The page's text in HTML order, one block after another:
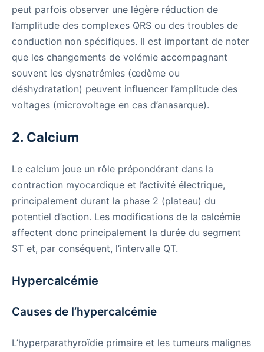
peut parfois observer une légère réduction de
l’amplitude des complexes QRS ou des troubles de
conduction non spécifiques. Il est important de noter
que les changements de volémie accompagnant
souvent les dysnatrémies (œdème ou
déshydratation) peuvent influencer l’amplitude des
voltages (microvoltage en cas d’anasarque).
2. Calcium
Le calcium joue un rôle prépondérant dans la
contraction myocardique et l’activité électrique,
principalement durant la phase 2 (plateau) du
potentiel d’action. Les modifications de la calcémie
affectent donc principalement la durée du segment
ST et, par conséquent, l’intervalle QT.
Hypercalcémie
Causes de l’hypercalcémie
L’hyperparathyroïdie primaire et les tumeurs malignes